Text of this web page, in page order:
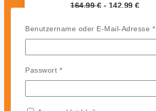
164,99€ - 142,99 €
JOTUN Racing ist ein
leistungsstarkes
Hochgeschwindigkeits-
glatte und polierfähige
Benutzername oder E-Mail-Adresse *
Passwort *Erforderlich